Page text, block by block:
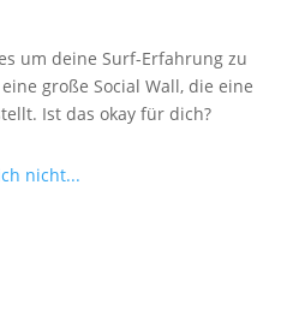
um deine Surf-Erfahrung zu
große Social Wall, die eine
Ist das okay für dich?
nicht...